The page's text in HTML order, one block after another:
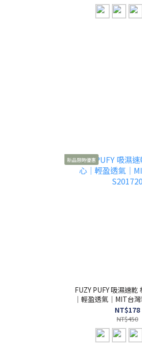
新品限時優惠
FUZY PUFY 吸濕速乾
｜輕盈透氣｜MIT台
NT$178
NT$450